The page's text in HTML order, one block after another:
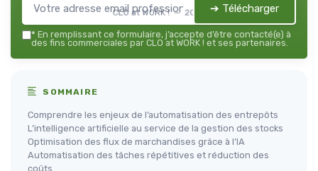
CLO at WORK ! — 2026 ➔ Télécharger
* En remplissant ce formulaire, j’accepte d’être contacté(e) à
des fins commerciales par CLO at WORK ! et ses partenaires.
SOMMAIRE
Comprendre les enjeux de l’automatisation des entrepôts
L’intelligence artificielle au service de la gestion des stocks
Optimisation des flux de marchandises grâce à l’IA
Automatisation des tâches répétitives et réduction des
coûts